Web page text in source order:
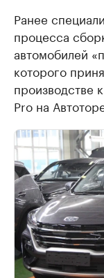
Ранее
процесса
автомобилей
которого
производстве
Pro на